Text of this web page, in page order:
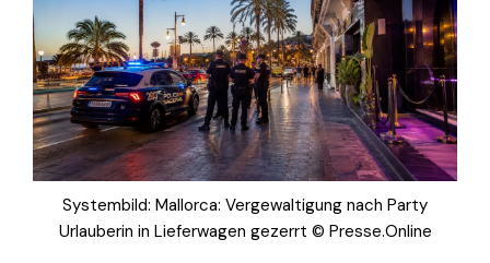
Systembild: Mallorca: Vergewaltigung nach Party
Urlauberin in Lieferwagen gezerrt © Presse.Online